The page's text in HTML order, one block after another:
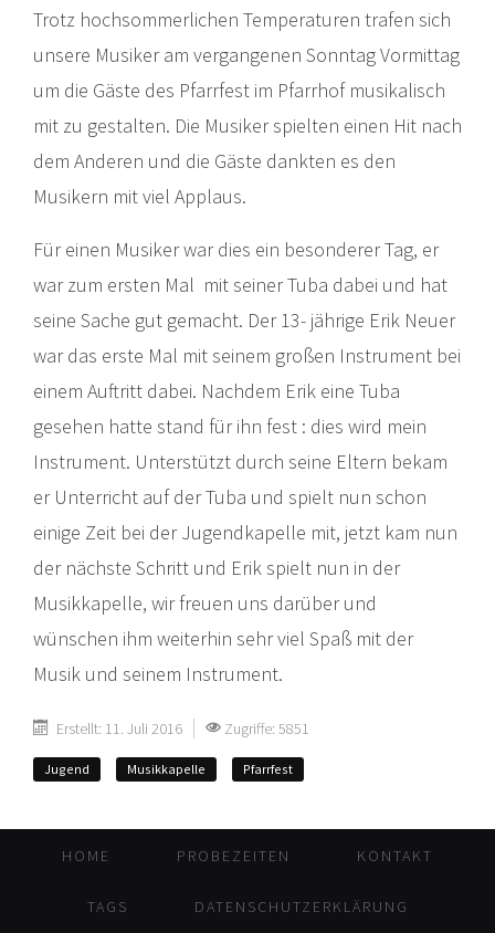
Trotz hochsommerlichen Temperaturen trafen sich
unsere Musiker am vergangenen Sonntag Vormittag
um die Gäste des Pfarrfest im Pfarrhof musikalisch
mit zu gestalten. Die Musiker spielten einen Hit nach
dem Anderen und die Gäste dankten es den
Musikern mit viel Applaus.
Für einen Musiker war dies ein besonderer Tag, er
war zum ersten Mal mit seiner Tuba dabei und hat
seine Sache gut gemacht. Der 13- jährige Erik Neuer
war das erste Mal mit seinem großen Instrument bei
einem Auftritt dabei. Nachdem Erik eine Tuba
gesehen hatte stand für ihn fest : dies wird mein
Instrument. Unterstützt durch seine Eltern bekam
er Unterricht auf der Tuba und spielt nun schon
einige Zeit bei der Jugendkapelle mit, jetzt kam nun
der nächste Schritt und Erik spielt nun in der
Musikkapelle, wir freuen uns darüber und
wünschen ihm weiterhin sehr viel Spaß mit der
Musik und seinem Instrument.
Erstellt: 11. Juli 2016 Zugriffe: 5851
Jugend Musikkapelle Pfarrfest
HOME PROBEZEITEN KONTAKT
TAGS DATENSCHUTZERKLÄRUNG